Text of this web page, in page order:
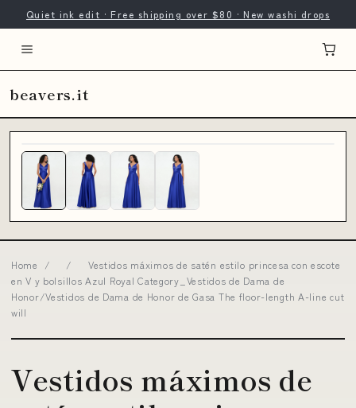
Quiet ink edit · Free shipping over $80 · New washi drops
beavers.it
Home / /
Vestidos máximos de satén estilo princesa con escote
en V y bolsillos Azul Royal Category_Vestidos de Dama de
Honor/Vestidos de Dama de Honor de Gasa The floor-length A-line cut
will
Vestidos máximos de